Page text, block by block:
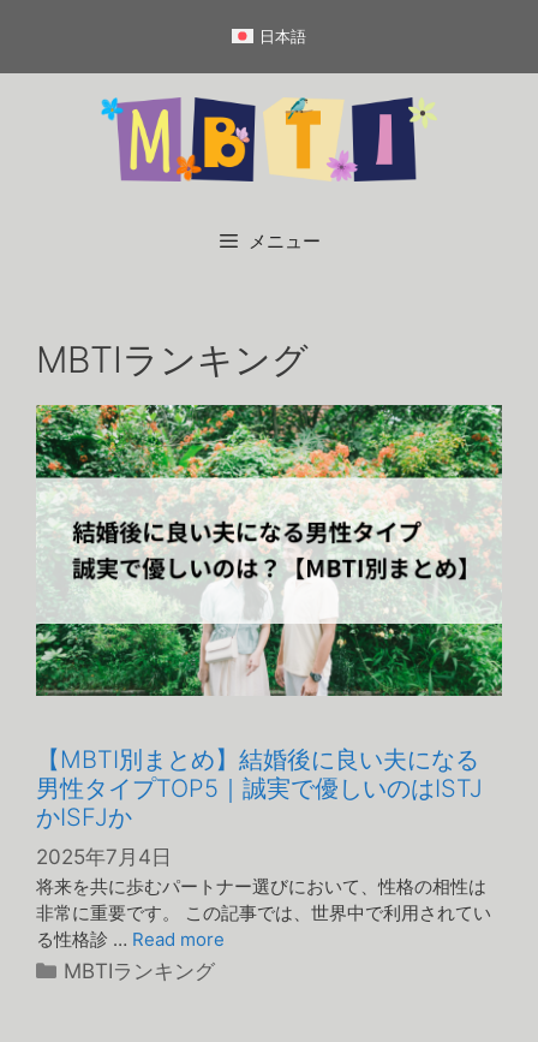
テ
日本語
メニュー
MBTIランキング
【MBTI別まとめ】結婚後に良い夫になる
男性タイプTOP5｜誠実で優しいのはISTJ
かISFJか
2025年7月4日
将来を共に歩むパートナー選びにおいて、性格の相性は
非常に重要です。 この記事では、世界中で利用されてい
る性格診 … Read more
カ
MBTIランキング